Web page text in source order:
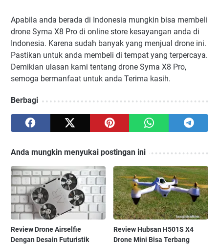
Apabila anda berada di Indonesia mungkin bisa membeli
drone Syma X8 Pro di online store kesayangan anda di
Indonesia. Karena sudah banyak yang menjual drone ini.
Pastikan untuk anda membeli di tempat yang terpercaya.
Demikian ulasan kami tentang drone Syma X8 Pro,
semoga bermanfaat untuk anda Terima kasih.
Berbagi
Anda mungkin menyukai postingan ini
Review Drone Airselfie
Dengan Desain Futuristik
Review Hubsan H501S X4
Drone Mini Bisa Terbang